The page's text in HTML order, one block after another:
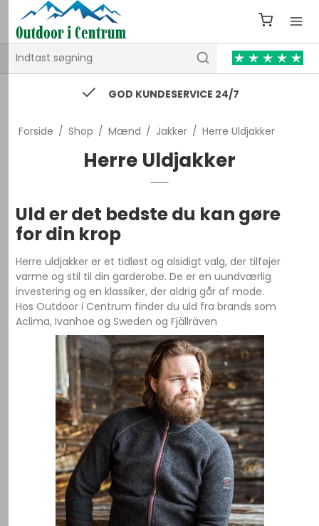
GOD KUNDESERVICE 24/7
Forside / Shop / Mænd / Jakker / Herre Uldjakker
Herre Uldjakker
Uld er det bedste du kan gøre
for din krop
Herre uldjakker er et tidløst og alsidigt valg, der tilføjer
varme og stil til din garderobe. De er en uundværlig
investering og en klassiker, der aldrig går af mode.
Hos Outdoor i Centrum finder du uld fra brands som
Aclima, Ivanhoe og Sweden og Fjällräven